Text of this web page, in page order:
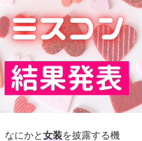
なにかと女装を披露する機